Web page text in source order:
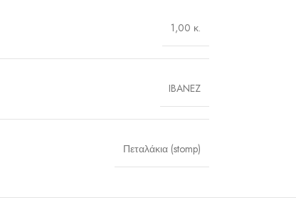
1,00 κ.
IBANEZ
Πεταλάκια (stomp)